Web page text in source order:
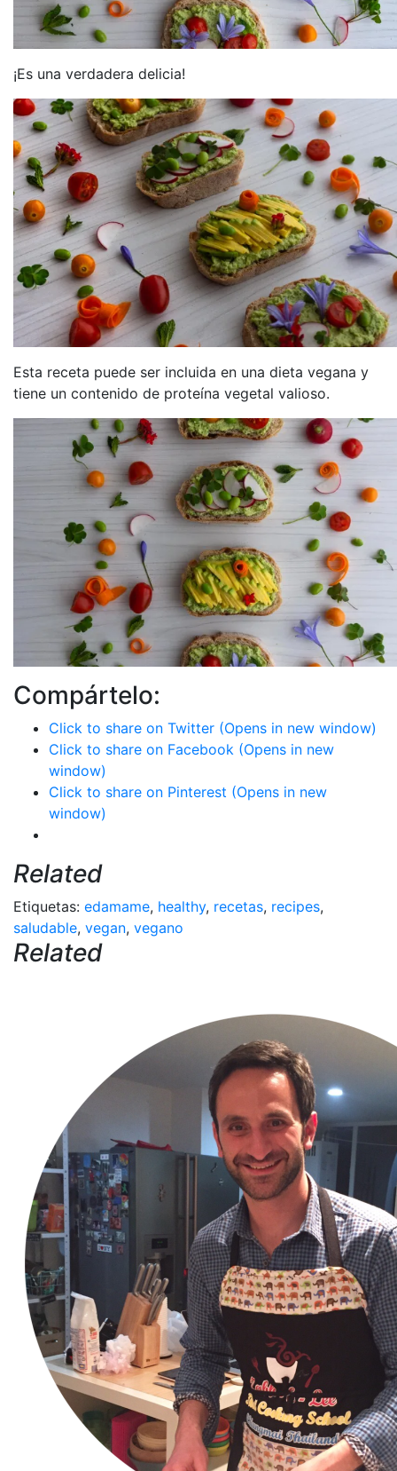
¡Es una verdadera delicia!
Esta receta puede ser incluida en una dieta vegana y
tiene un contenido de proteína vegetal valioso.
Compártelo:
Click to share on Twitter (Opens in new window)
Click to share on Facebook (Opens in new
window)
Click to share on Pinterest (Opens in new
window)
Related
Etiquetas: edamame, healthy, recetas, recipes,
saludable, vegan, vegano
Related